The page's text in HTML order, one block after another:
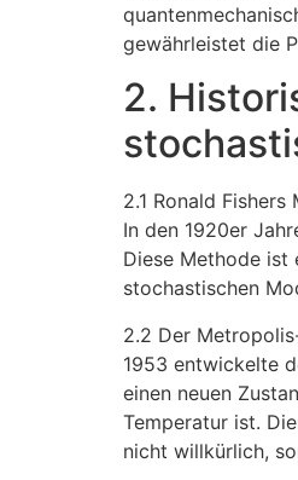
gewährleistet die
2.
2.1 Ronald
In den 1920er
Diese Methode ist
stochastischen
2.2 Der
1953 entwickelte
einen neuen
Temperatur ist.
nicht willkürlich,